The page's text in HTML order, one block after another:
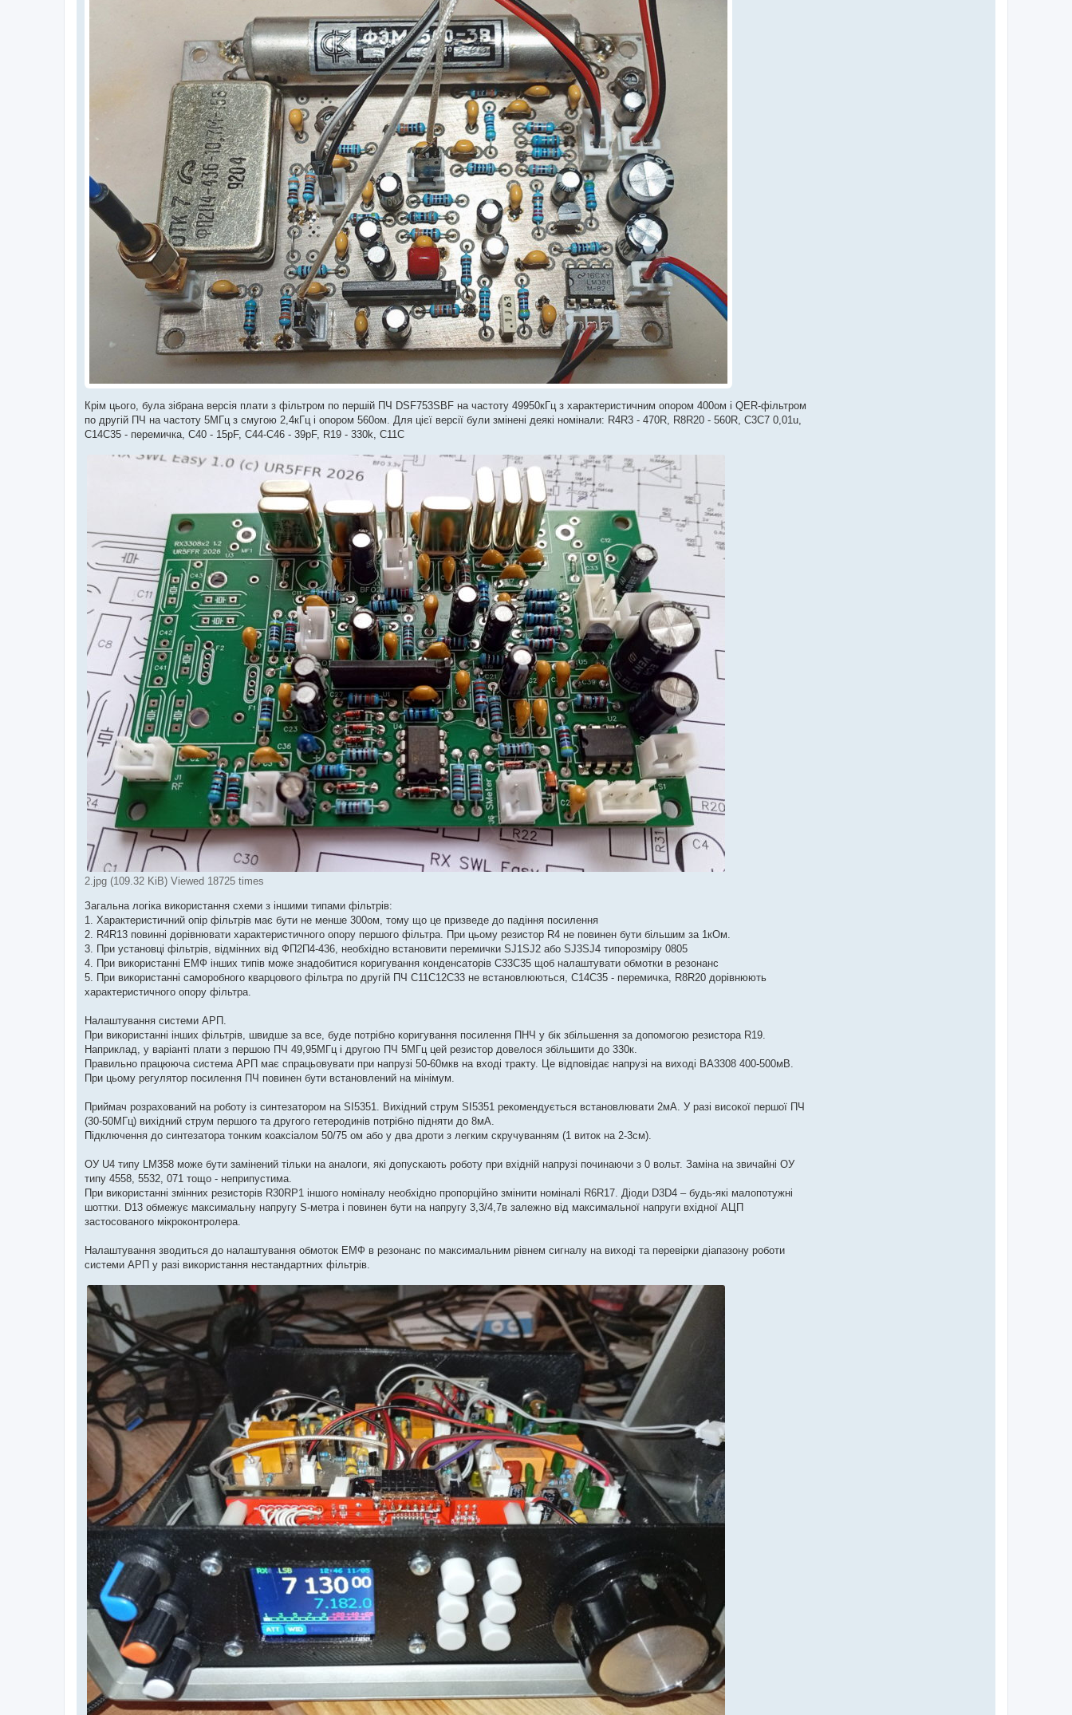
Крім цього, була зібрана версія плати з фільтром по першій ПЧ DSF753SBF на частоту 49950кГц з характеристичним опором 400ом і QER-фільтром
по другій ПЧ на частоту 5МГц з смугою 2,4кГц і опором 560ом. Для цієї версії були змінені деякі номінали: R4R3 - 470R, R8R20 - 560R, C3C7 0,01u,
C14C35 - перемичка, C40 - 15pF, C44-C46 - 39pF, R19 - 330k, C11C
2.jpg (109.32 KiB) Viewed 18725 times
Загальна логіка використання схеми з іншими типами фільтрів:
1. Характеристичний опір фільтрів має бути не менше 300ом, тому що це призведе до падіння посилення
2. R4R13 повинні дорівнювати характеристичного опору першого фільтра. При цьому резистор R4 не повинен бути більшим за 1кОм.
3. При установці фільтрів, відмінних від ФП2П4-436, необхідно встановити перемички SJ1SJ2 або SJ3SJ4 типорозміру 0805
4. При використанні ЕМФ інших типів може знадобитися коригування конденсаторів C33C35 щоб налаштувати обмотки в резонанс
5. При використанні саморобного кварцового фільтра по другій ПЧ C11C12C33 не встановлюються, C14C35 - перемичка, R8R20 дорівнюють
характеристичного опору фільтра.
Налаштування системи АРП.
При використанні інших фільтрів, швидше за все, буде потрібно коригування посилення ПНЧ у бік збільшення за допомогою резистора R19.
Наприклад, у варіанті плати з першою ПЧ 49,95МГц і другою ПЧ 5МГц цей резистор довелося збільшити до 330к.
Правильно працююча система АРП ​​має спрацьовувати при напрузі 50-60мкв на вході тракту. Це відповідає напрузі на виході BA3308 400-500мВ.
При цьому регулятор посилення ПЧ повинен бути встановлений на мінімум.
Приймач розрахований на роботу із синтезатором на SI5351. Вихідний струм SI5351 рекомендується встановлювати 2мА. У разі високої першої ПЧ
(30-50МГц) вихідний струм першого та другого гетеродинів потрібно підняти до 8мА.
Підключення до синтезатора тонким коаксіалом 50/75 ом або у два дроти з легким скручуванням (1 виток на 2-3см).
ОУ U4 типу LM358 може бути замінений тільки на аналоги, які допускають роботу при вхідній напрузі починаючи з 0 вольт. Заміна на звичайні ОУ
типу 4558, 5532, 071 тощо - неприпустима.
При використанні змінних резисторів R30RP1 іншого номіналу необхідно пропорційно змінити номіналі R6R17. Діоди D3D4 – будь-які малопотужні
шоттки. D13 обмежує максимальну напругу S-метра і повинен бути на напругу 3,3/4,7в залежно від максимальної напруги вхідної АЦП
застосованого мікроконтролера.
Налаштування зводиться до налаштування обмоток ЕМФ в резонанс по максимальним рівнем сигналу на виході та перевірки діапазону роботи
системи АРП у разі використання нестандартних фільтрів.